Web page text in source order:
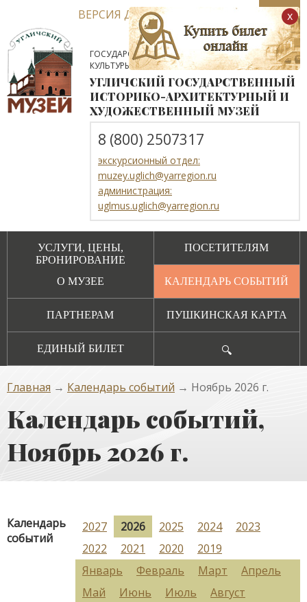
ВЕРСИЯ ДЛЯ СЛАБОВИДЯЩИХ
ГОСУДАРСТВЕННОЕ АВТОНОМНОЕ УЧРЕЖДЕНИЕ
КУЛЬТУРЫ ЯРОСЛАВСКОЙ ОБЛАСТИ
УГЛИЧСКИЙ ГОСУДАРСТВЕННЫЙ
ИСТОРИКО-АРХИТЕКТУРНЫЙ И
ХУДОЖЕСТВЕННЫЙ МУЗЕЙ
8 (800) 2507317
экскурсионный отдел:
muzey.uglich@yarregion.ru
администрация:
uglmus.uglich@yarregion.ru
УСЛУГИ, ЦЕНЫ,
БРОНИРОВАНИЕ
ПОСЕТИТЕЛЯМ
О МУЗЕЕ КАЛЕНДАРЬ СОБЫТИЙ
ПАРТНЕРАМ ПУШКИНСКАЯ КАРТА
ЕДИНЫЙ БИЛЕТ 🔍
Главная → Календарь событий → Ноябрь 2026 г.
Календарь событий,
Ноябрь 2026 г.
Календарь
событий
2027 2026 2025 2024
2023
2022
2021 2020
2019
Январь
Февраль Март
Апрель
Май
Июнь Июль
Август
x